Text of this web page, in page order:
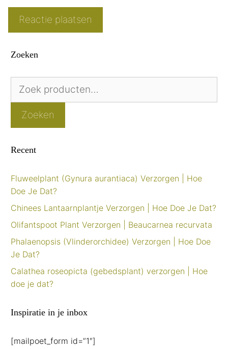
Zoeken
naar:
Zoeken
Recent
Fluweelplant (Gynura aurantiaca) Verzorgen | Hoe
Doe Je Dat?
Chinees Lantaarnplantje Verzorgen | Hoe Doe Je Dat?
Olifantspoot Plant Verzorgen | Beaucarnea recurvata
Phalaenopsis (Vlinderorchidee) Verzorgen | Hoe Doe
Je Dat?
Calathea roseopicta (gebedsplant) verzorgen | Hoe
doe je dat?
Inspiratie in je inbox
[mailpoet_form id=”1″]